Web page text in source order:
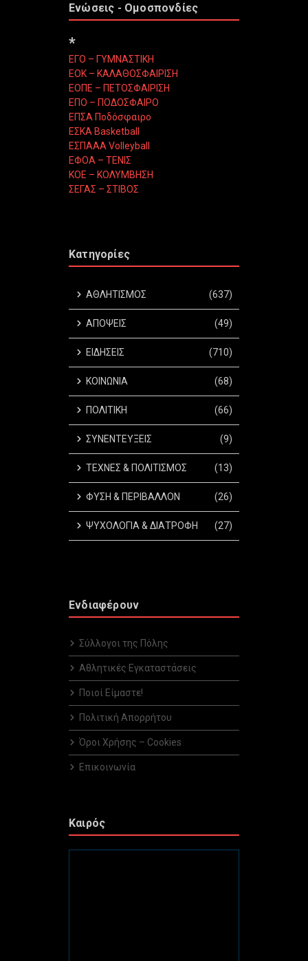
Ενώσεις - Ομοσπονδίες
*
ΕΓΟ – ΓΥΜΝΑΣΤΙΚΗ
ΕΟΚ – ΚΑΛΑΘΟΣΦΑΙΡΙΣΗ
ΕΟΠΕ – ΠΕΤΟΣΦΑΙΡΙΣΗ
ΕΠΟ – ΠΟΔΟΣΦΑΙΡΟ
ΕΠΣΑ Ποδόσφαιρο
ΕΣΚΑ Basketball
ΕΣΠΑΑΑ Volleyball
ΕΦΟΑ – ΤΕΝΙΣ
ΚΟΕ – ΚΟΛΥΜΒΗΣΗ
ΣΕΓΑΣ – ΣΤΙΒΟΣ
Κατηγορίες
ΑΘΛΗΤΙΣΜΟΣ (637)
ΑΠΟΨΕΙΣ (49)
ΕΙΔΗΣΕΙΣ (710)
ΚΟΙΝΩΝΙΑ (68)
ΠΟΛΙΤΙΚΗ (66)
ΣΥΝΕΝΤΕΥΞΕΙΣ (9)
ΤΕΧΝΕΣ & ΠΟΛΙΤΙΣΜΟΣ (13)
ΦΥΣΗ & ΠΕΡΙΒΑΛΛΟΝ (26)
ΨΥΧΟΛΟΓΙΑ & ΔΙΑΤΡΟΦΗ (27)
Ενδιαφέρουν
Σύλλογοι της Πόλης
Αθλητικές Εγκαταστάσεις
Ποιοί Είμαστε!
Πολιτική Απορρήτου
Όροι Χρήσης – Cookies
Επικοινωνία
Καιρός